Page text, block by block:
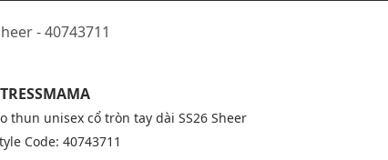
- 40743711
thun unisex cổ tròn tay dài SS26 Sheer
Code: 40743711